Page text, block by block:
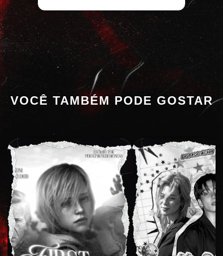
VOCÊ TAMBÉM PODE GOSTAR